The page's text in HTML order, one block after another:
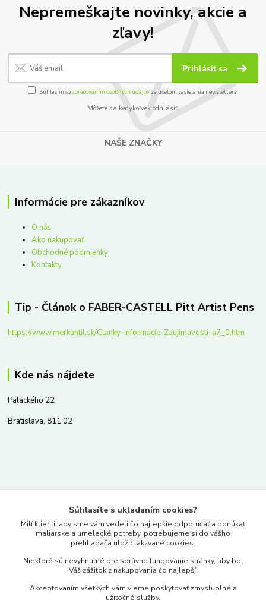
Nepremeškajte novinky, akcie a
zľavy!
Prihlásiť sa
Súhlasím sospracovaním osobných údajov za účelom zasielania newslettera.
Môžete sa kedykoľvek odhlásiť.
NAŠE ZNAČKY
Informácie pre zákazníkov
O nás
Ako nakupovať
Obchodné podmienky
Kontakty
Tip - Článok o FABER-CASTELL Pitt Artist Pens
https://www.merkantil.sk/Clanky-Informacie-Zaujimavosti-a7_0.htm
Kde nás nájdete
Palackého 22
Bratislava, 811 02
www.merkantil.sk
Pondelok-Piatok: 9.00-17.00hod.
objednavky@merkantil-obchod.sk
Súhlasíte s ukladaním cookies?
Milí klienti, aby sme vám vedeli čo najlepšie odporúčať a ponúkať
maliarske a umelecké potreby, potrebujeme si do vášho
prehliadača uložiť takzvané cookies.
Niektoré sú nevyhnutné pre správne fungovanie stránky, aby bol
Váš zážitok z nakupovania čo najlepší.
Akceptovaním všetkých vám vieme poskytovať zmysluplné a
užitočné služby.